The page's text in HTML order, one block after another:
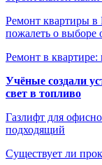
Ремонт квартиры в
пожалеть о выборе
Ремонт в квартире:
Учёные создали
свет в топливо
Газлифт для
подходящий
Существует ли